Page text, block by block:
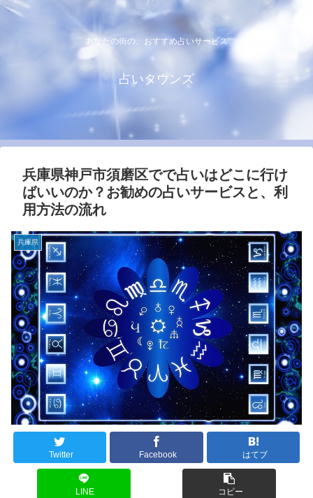
あなたの街の、おすすめ占いサービス
占いタウンズ
兵庫県神戸市須磨区でで占いはどこに行け
ばいいのか？お勧めの占いサービスと、利
用方法の流れ
兵庫県
Twitter Facebook はてブ
LINE コピー